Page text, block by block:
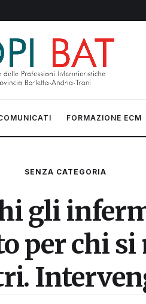
FORMAZIONE ECM
SENZA CATEGORIA
gli
per chi